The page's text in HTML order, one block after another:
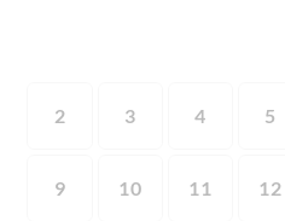
2 3 4 5
9 10 11 12